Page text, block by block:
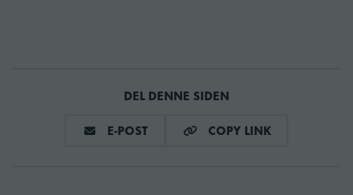
DEL DENNE SIDEN
E-POSTDEL VIA E-MAILCOPY LINKCOPY LINK